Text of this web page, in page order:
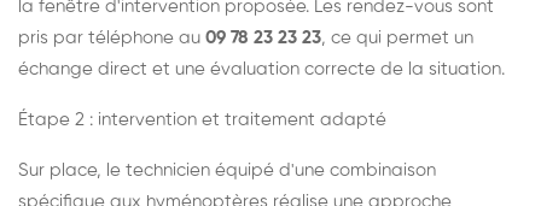
la fenêtre d'intervention proposée. Les rendez-vous sont
pris par téléphone au 09 78 23 23 23, ce qui permet un
échange direct et une évaluation correcte de la situation.
Étape 2 : intervention et traitement adapté
Sur place, le technicien équipé d'une combinaison
spécifique aux hyménoptères réalise une approche